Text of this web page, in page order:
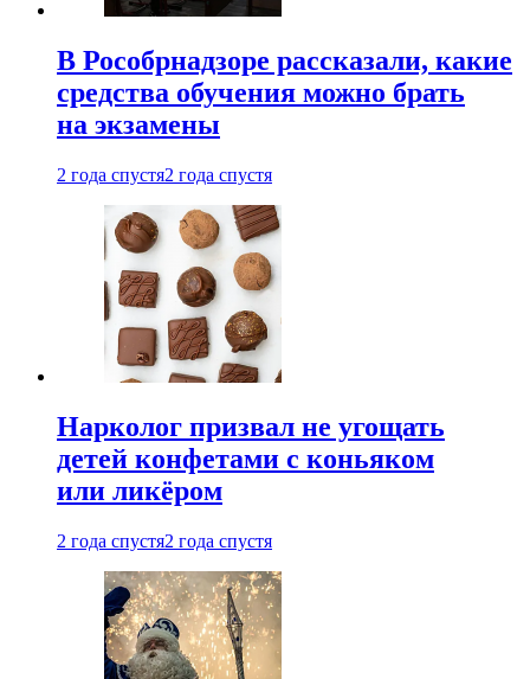
В Рособрнадзоре рассказали, какие
средства обучения можно брать
на экзамены
2 года спустя2 года спустя
Нарколог призвал не угощать
детей конфетами с коньяком
или ликёром
2 года спустя2 года спустя